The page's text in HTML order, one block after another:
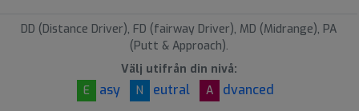
DD (Distance Driver), FD (fairway Driver), MD (Midrange), PA
(Putt & Approach).
Välj utifrån din nivå:
E
asy N eutral A dvanced